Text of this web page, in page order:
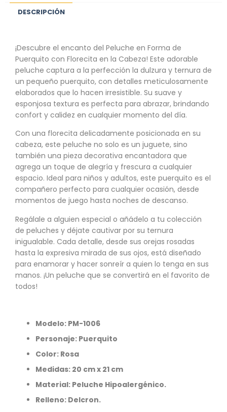
DESCRIPCIÓN
¡Descubre el encanto del Peluche en Forma de
Puerquito con Florecita en la Cabeza! Este adorable
peluche captura a la perfección la dulzura y ternura de
un pequeño puerquito, con detalles meticulosamente
elaborados que lo hacen irresistible. Su suave y
esponjosa textura es perfecta para abrazar, brindando
confort y calidez en cualquier momento del día.
Con una florecita delicadamente posicionada en su
cabeza, este peluche no solo es un juguete, sino
también una pieza decorativa encantadora que
agrega un toque de alegría y frescura a cualquier
espacio. Ideal para niños y adultos, este puerquito es el
compañero perfecto para cualquier ocasión, desde
momentos de juego hasta noches de descanso.
Regálale a alguien especial o añádelo a tu colección
de peluches y déjate cautivar por su ternura
inigualable. Cada detalle, desde sus orejas rosadas
hasta la expresiva mirada de sus ojos, está diseñado
para enamorar y hacer sonreír a quien lo tenga en sus
manos. ¡Un peluche que se convertirá en el favorito de
todos!
Modelo: PM-1006
Personaje: Puerquito
Color: Rosa
Medidas: 20 cm x 21 cm
Material: Peluche Hipoalergénico.
Relleno: Delcron.